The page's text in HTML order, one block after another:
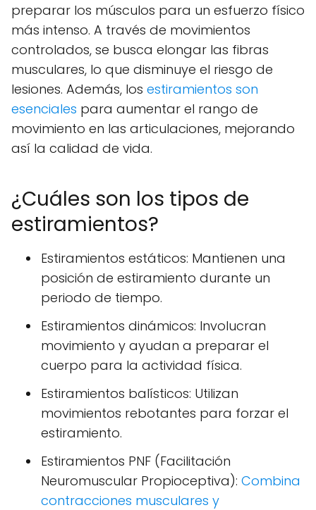
preparar los músculos para un esfuerzo físico
más intenso. A través de movimientos
controlados, se busca elongar las fibras
musculares, lo que disminuye el riesgo de
lesiones. Además, los estiramientos son
esenciales para aumentar el rango de
movimiento en las articulaciones, mejorando
así la calidad de vida.
¿Cuáles son los tipos de
estiramientos?
Estiramientos estáticos: Mantienen una
posición de estiramiento durante un
periodo de tiempo.
Estiramientos dinámicos: Involucran
movimiento y ayudan a preparar el
cuerpo para la actividad física.
Estiramientos balísticos: Utilizan
movimientos rebotantes para forzar el
estiramiento.
Estiramientos PNF (Facilitación
Neuromuscular Propioceptiva): Combina
contracciones musculares y